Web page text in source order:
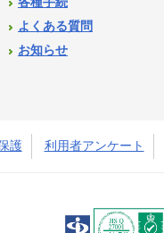
よくある質問
お知らせ
護 利用者アンケート